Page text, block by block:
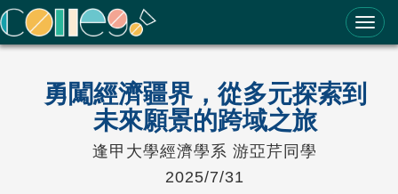
ColleGo! 大學選才與高中育才輔助系統
勇闖經濟疆界，從多元探索到
未來願景的跨域之旅
逢甲大學經濟學系 游亞芹同學
2025/7/31